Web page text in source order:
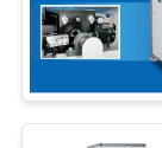
NOUS